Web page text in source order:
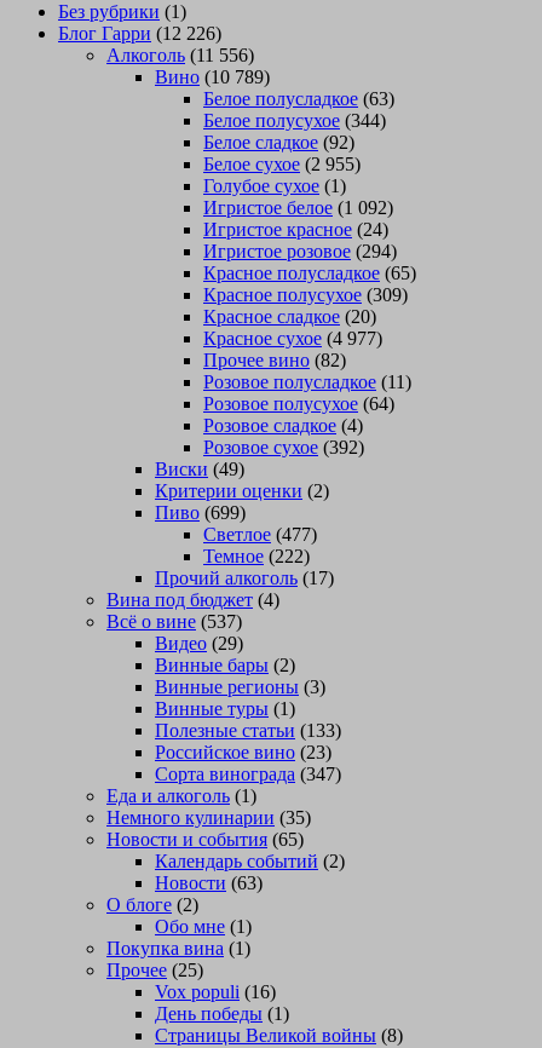
Без рубрики (1)
Блог Гарри (12 226)
Алкоголь (11 556)
Вино (10 789)
Белое полусладкое (63)
Белое полусухое (344)
Белое сладкое (92)
Белое сухое (2 955)
Голубое сухое (1)
Игристое белое (1 092)
Игристое красное (24)
Игристое розовое (294)
Красное полусладкое (65)
Красное полусухое (309)
Красное сладкое (20)
Красное сухое (4 977)
Прочее вино (82)
Розовое полусладкое (11)
Розовое полусухое (64)
Розовое сладкое (4)
Розовое сухое (392)
Виски (49)
Критерии оценки (2)
Пиво (699)
Светлое (477)
Темное (222)
Прочий алкоголь (17)
Вина под бюджет (4)
Всё о вине (537)
Видео (29)
Винные бары (2)
Винные регионы (3)
Винные туры (1)
Полезные статьи (133)
Российское вино (23)
Сорта винограда (347)
Еда и алкоголь (1)
Немного кулинарии (35)
Новости и события (65)
Календарь событий (2)
Новости (63)
О блоге (2)
Обо мне (1)
Покупка вина (1)
Прочее (25)
Vox populi (16)
День победы (1)
Страницы Великой войны (8)